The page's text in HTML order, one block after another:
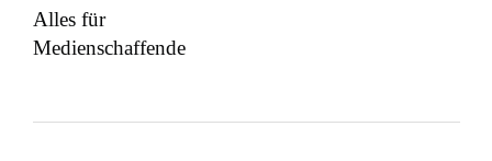
Alles für
Medienschaffende